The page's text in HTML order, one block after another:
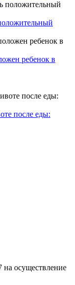
ребенок в
после еды:
осуществление